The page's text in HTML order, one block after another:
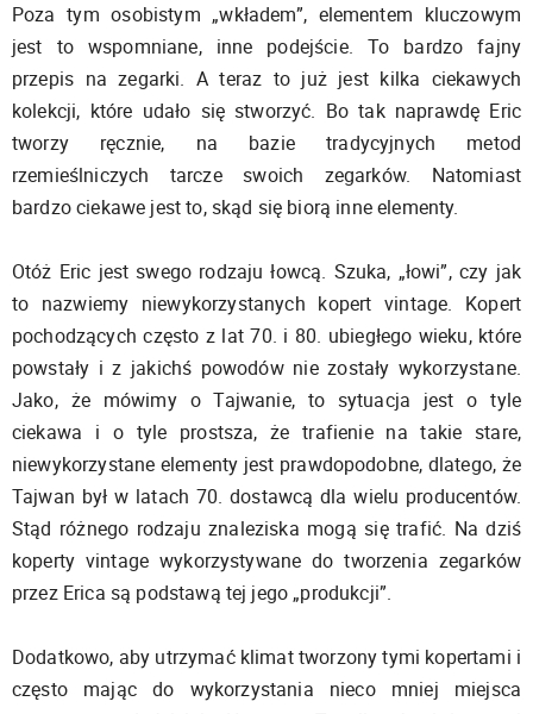
Poza tym osobistym „wkładem”, elementem kluczowym
jest to wspomniane, inne podejście. To bardzo fajny
przepis na zegarki. A teraz to już jest kilka ciekawych
kolekcji, które udało się stworzyć. Bo tak naprawdę Eric
tworzy ręcznie, na bazie tradycyjnych metod
rzemieślniczych tarcze swoich zegarków. Natomiast
bardzo ciekawe jest to, skąd się biorą inne elementy.
Otóż Eric jest swego rodzaju łowcą. Szuka, „łowi”, czy jak
to nazwiemy niewykorzystanych kopert vintage. Kopert
pochodzących często z lat 70. i 80. ubiegłego wieku, które
powstały i z jakichś powodów nie zostały wykorzystane.
Jako, że mówimy o Tajwanie, to sytuacja jest o tyle
ciekawa i o tyle prostsza, że trafienie na takie stare,
niewykorzystane elementy jest prawdopodobne, dlatego, że
Tajwan był w latach 70. dostawcą dla wielu producentów.
Stąd różnego rodzaju znaleziska mogą się trafić. Na dziś
koperty vintage wykorzystywane do tworzenia zegarków
przez Erica są podstawą tej jego „produkcji”.
Dodatkowo, aby utrzymać klimat tworzony tymi kopertami i
często mając do wykorzystania nieco mniej miejsca